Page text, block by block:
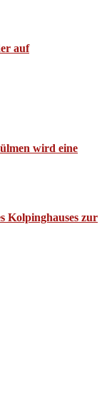
auf
wird eine
Kolpinghauses zur